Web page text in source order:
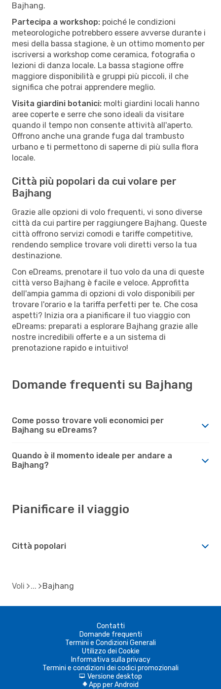
Bajhang.
Partecipa a workshop: poiché le condizioni
meteorologiche potrebbero essere avverse durante i
mesi della bassa stagione, è un ottimo momento per
iscriversi a workshop come ceramica, fotografia o
lezioni di danza locale. La bassa stagione offre
maggiore disponibilità e gruppi più piccoli, il che
significa che potrai apprendere meglio.
Visita giardini botanici: molti giardini locali hanno
aree coperte e serre che sono ideali da visitare
quando il tempo non consente attività all'aperto.
Offrono anche una grande fuga dal trambusto
urbano e ti permettono di saperne di più sulla flora
locale.
Città più popolari da cui volare per
Bajhang
Grazie alle opzioni di volo frequenti, vi sono diverse
città da cui partire per raggiungere Bajhang. Queste
città offrono servizi comodi e tariffe competitive,
rendendo semplice trovare voli diretti verso la tua
destinazione.
Con eDreams, prenotare il tuo volo da una di queste
città verso Bajhang è facile e veloce. Approfitta
dell'ampia gamma di opzioni di volo disponibili per
trovare l'orario e la tariffa perfetti per te. Che cosa
aspetti? Inizia ora a pianificare il tuo viaggio con
eDreams: preparati a esplorare Bajhang grazie alle
nostre incredibili offerte e a un sistema di
prenotazione rapido e intuitivo!
Domande frequenti su Bajhang
Come posso trovare voli economici per
Bajhang su eDreams?
Quando è il momento ideale per andare a
Bajhang?
Pianificare il viaggio
Città popolari
Voli Bajhang
Contatti
Domande frequenti
Termini e Condizioni Generali
Utilizzo dei Cookie
Informativa sulla privacy
Termini e condizioni dei codici promozionali
d Versione desktop
A App per Android